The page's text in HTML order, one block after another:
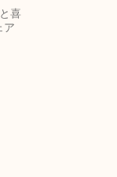
喜
ア